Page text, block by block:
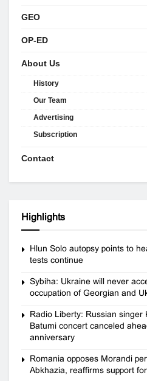
GEO
OP-ED
About Us
History
Our Team
Advertising
Subscription
Contact
Highlights
Hlun Solo autopsy points to
tests continue
Sybiha: Ukraine will never
occupation of Georgian and
Radio Liberty: Russian singer
Batumi concert canceled
anniversary
Romania opposes Morandi
Abkhazia, reaffirms support